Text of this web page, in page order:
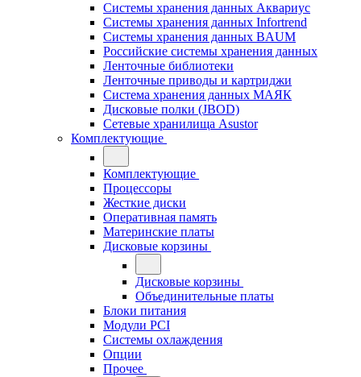
Системы хранения данных Аквариус
Системы хранения данных Infortrend
Системы хранения данных BAUM
Российские системы хранения данных
Ленточные библиотеки
Ленточные приводы и картриджи
Система хранения данных МАЯК
Дисковые полки (JBOD)
Сетевые хранилища Asustor
Комплектующие
Комплектующие
Процессоры
Жесткие диски
Оперативная память
Материнские платы
Дисковые корзины
Дисковые корзины
Объединительные платы
Блоки питания
Модули PCI
Системы охлаждения
Опции
Прочее